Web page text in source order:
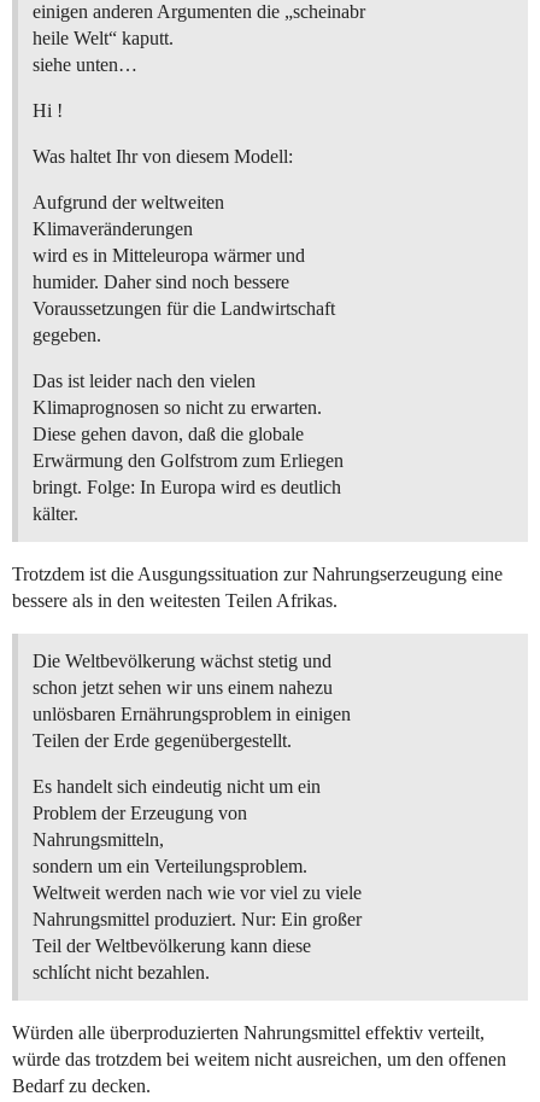
einigen anderen Argumenten die „scheinabr
heile Welt“ kaputt.
siehe unten…
Hi !
Was haltet Ihr von diesem Modell:
Aufgrund der weltweiten
Klimaveränderungen
wird es in Mitteleuropa wärmer und
humider. Daher sind noch bessere
Voraussetzungen für die Landwirtschaft
gegeben.
Das ist leider nach den vielen
Klimaprognosen so nicht zu erwarten.
Diese gehen davon, daß die globale
Erwärmung den Golfstrom zum Erliegen
bringt. Folge: In Europa wird es deutlich
kälter.
Trotzdem ist die Ausgungssituation zur Nahrungserzeugung eine
bessere als in den weitesten Teilen Afrikas.
Die Weltbevölkerung wächst stetig und
schon jetzt sehen wir uns einem nahezu
unlösbaren Ernährungsproblem in einigen
Teilen der Erde gegenübergestellt.
Es handelt sich eindeutig nicht um ein
Problem der Erzeugung von
Nahrungsmitteln,
sondern um ein Verteilungsproblem.
Weltweit werden nach wie vor viel zu viele
Nahrungsmittel produziert. Nur: Ein großer
Teil der Weltbevölkerung kann diese
schlícht nicht bezahlen.
Würden alle überproduzierten Nahrungsmittel effektiv verteilt,
würde das trotzdem bei weitem nicht ausreichen, um den offenen
Bedarf zu decken.